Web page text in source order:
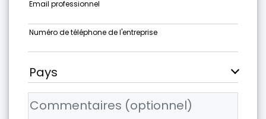
Email professionnel
Numéro de téléphone de l'entreprise